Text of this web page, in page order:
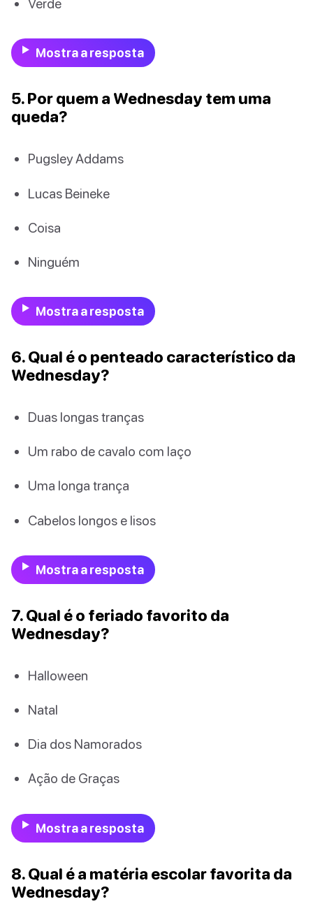
Verde
Mostra a resposta
5. Por quem a Wednesday tem uma
queda?
Pugsley Addams
Lucas Beineke
Coisa
Ninguém
Mostra a resposta
6. Qual é o penteado característico da
Wednesday?
Duas longas tranças
Um rabo de cavalo com laço
Uma longa trança
Cabelos longos e lisos
Mostra a resposta
7. Qual é o feriado favorito da
Wednesday?
Halloween
Natal
Dia dos Namorados
Ação de Graças
Mostra a resposta
8. Qual é a matéria escolar favorita da
Wednesday?